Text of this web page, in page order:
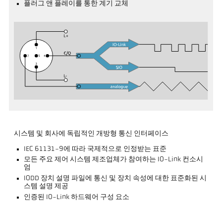
플러그 앤 플레이를 통한 계기 교체
시스템 및 회사에 독립적인 개방형 통신 인터페이스
IEC 61131-9에 따라 국제적으로 인정받는 표준
모든 주요 제어 시스템 제조업체가 참여하는 IO-Link 컨소시
엄
IODD 장치 설명 파일에 통신 및 장치 속성에 대한 표준화된 시
스템 설명 제공
인증된 IO-Link 하드웨어 구성 요소